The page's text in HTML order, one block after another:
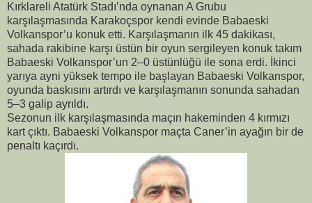
Kırklareli Atatürk Stadı’nda oynanan A Grubu
karşılaşmasında Karakoçspor kendi evinde Babaeski
Volkanspor’u konuk etti. Karşılaşmanın ilk 45 dakikası,
sahada rakibine karşı üstün bir oyun sergileyen konuk takım
Babaeski Volkanspor’un 2–0 üstünlüğü ile sona erdi. İkinci
yarıya ayni yüksek tempo ile başlayan Babaeski Volkanspor,
oyunda baskısını artırdı ve karşılaşmanın sonunda sahadan
5–3 galip ayrıldı.
Sezonun ilk karşılaşmasında maçın hakeminden 4 kırmızı
kart çıktı. Babaeski Volkanspor maçta Caner’in ayağın bir de
penaltı kaçırdı.